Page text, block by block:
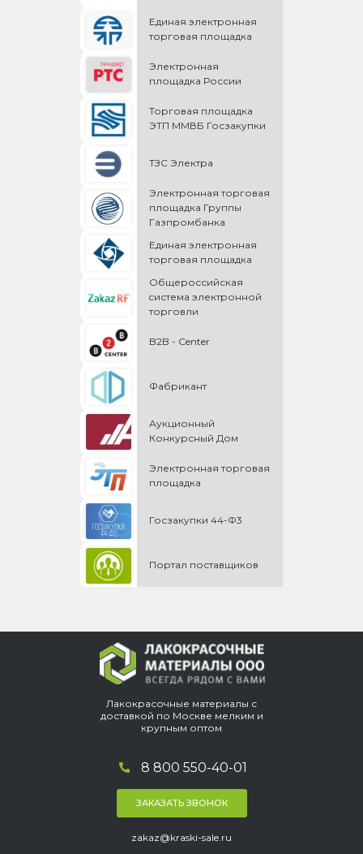
Единая электронная
торговая площадка
Электронная
площадка России
Торговая площадка
ЭТП ММВБ Госзакупки
ТЗС Электра
Электронная торговая
площадка Группы
Газпромбанка
Единая электронная
торговая площадка
Общероссийская
cистема электронной
торговли
B2B - Center
Фабрикант
Аукционный
Конкурсный Дом
Электронная торговая
площадка
Госзакупки 44-Ф3
Портал поставщиков
Лакокрасочные материалы с
доставкой по Москве мелким и
крупным оптом
8 800 550-40-01
ЗАКАЗАТЬ ЗВОНОК
zakaz@kraski-sale.ru